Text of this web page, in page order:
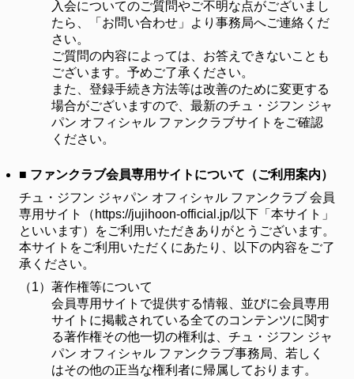
入会についてのご質問やご不明な点がございまし
たら、「お問い合わせ」より事務局へご連絡くだ
さい。
ご質問の内容によっては、お答えできないことも
ございます。予めご了承ください。
また、登録手続き方法等は改善のために変更する
場合がございますので、最新のチュ・ジフン ジャ
パン オフィシャル ファンクラブサイトをご確認
ください。
■ ファンクラブ会員専用サイトについて（ご利用案内）
チュ・ジフン ジャパン オフィシャル ファンクラブ 会員
専用サイト（https://jujihoon-official.jp/以下「本サイト」
といいます）をご利用いただきありがとうございます。
本サイトをご利用いただくにあたり、以下の内容をご了
承ください。
（1） 著作権等について
会員専用サイトで提供する情報、並びに会員専用
サイトに掲載されている全てのコンテンツに関す
る著作権その他一切の権利は、チュ・ジフン ジャ
パン オフィシャル ファンクラブ事務局、若しく
はその他の正当な権利者に帰属しております。